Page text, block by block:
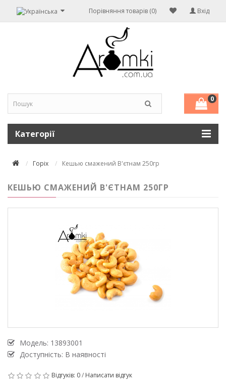
Вхід
Порівняння товарів (0)
0
Категорії
Горіх Кешью смажений В'єтнам 250гр
КЕШЬЮ СМАЖЕНИЙ В'ЄТНАМ 250ГР
Модель: 13893001
Доступність: В наявності
Відгуків: 0/ Написати відгук